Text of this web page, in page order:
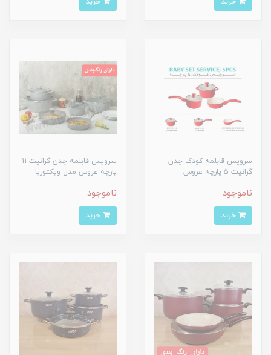
سرویس قابلمه کودک چدن
گرانیت 5 پارچه عروس
ناموجود
سرویس قابلمه چدن گرانیت 11
پارچه عروس مدل ویکتوریا
ناموجود